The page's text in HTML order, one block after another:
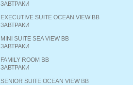
ЗАВТРАКИ
EXECUTIVE SUITE OCEAN VIEW BB
ЗАВТРАКИ
MINI SUITE SEA VIEW BB
ЗАВТРАКИ
FAMILY ROOM BB
ЗАВТРАКИ
SENIOR SUITE OCEAN VIEW BB